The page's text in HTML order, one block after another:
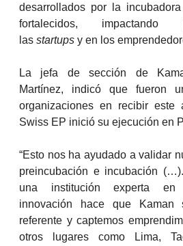
desarrollados por la
fortalecidos, impactando
las startups y en los
La jefa de sección de
Martínez, indicó que fueron
organizaciones en recibir este
Swiss EP inició su ejecución en
“Esto nos ha ayudado a validar
preincubación e incubación
una institución experta en
innovación hace que
referente y captemos
otros lugares como Lima,